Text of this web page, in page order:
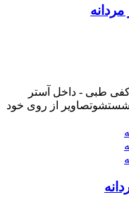
طبی - داخل آستر
از روی خود